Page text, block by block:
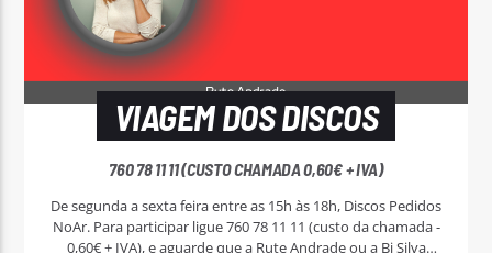
VIAGEM DOS DISCOS
760 78 11 11 (CUSTO CHAMADA 0,60€ + IVA)
De segunda a sexta feira entre as 15h às 18h, Discos Pedidos
NoAr. Para participar ligue 760 78 11 11 (custo da chamada -
0,60€ + IVA), e aguarde que a Rute Andrade ou a Bi Silva